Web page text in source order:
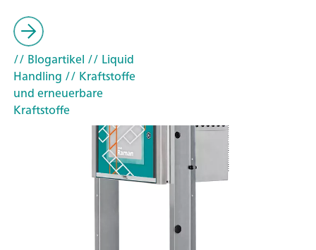
// Blogartikel // Liquid
Handling // Kraftstoffe
und erneuerbare
Kraftstoffe